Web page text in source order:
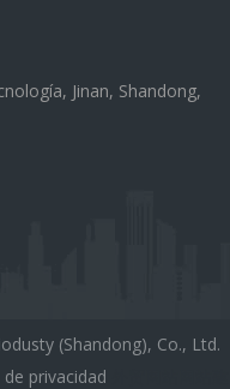
Jinan, Shandong,
(Shandong), Co., Ltd.
privacidad